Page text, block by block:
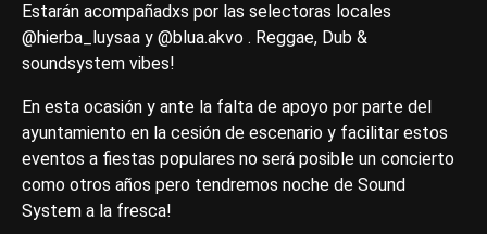
Estarán acompañadxs por las selectoras locales
@hierba_luysaa y @blua.akvo . Reggae, Dub &
soundsystem vibes!
En esta ocasión y ante la falta de apoyo por parte del
ayuntamiento en la cesión de escenario y facilitar estos
eventos a fiestas populares no será posible un concierto
como otros años pero tendremos noche de Sound
System a la fresca!